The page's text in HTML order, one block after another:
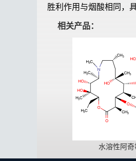
胜利作用与烟酸相同，
相关产品：
水溶性阿奇